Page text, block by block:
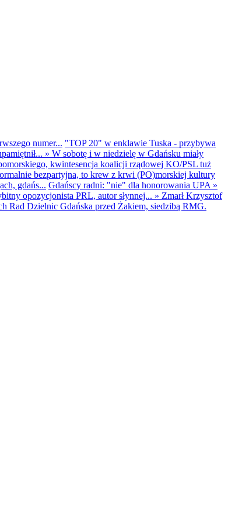
numer... "TOP 20" w enklawie Tuska - przybywa
» W sobotę i w niedzielę w Gdańsku miały
kwintesencja koalicji rządowej KO/PSL tuż
bezpartyjna, to krew z krwi (PO)morskiej kultury
gdańs... Gdańscy radni: "nie" dla honorowania UPA »
opozycjonista PRL, autor słynnej... » Zmarł Krzysztof
Rad Dzielnic Gdańska przed Żakiem, siedzibą RMG.